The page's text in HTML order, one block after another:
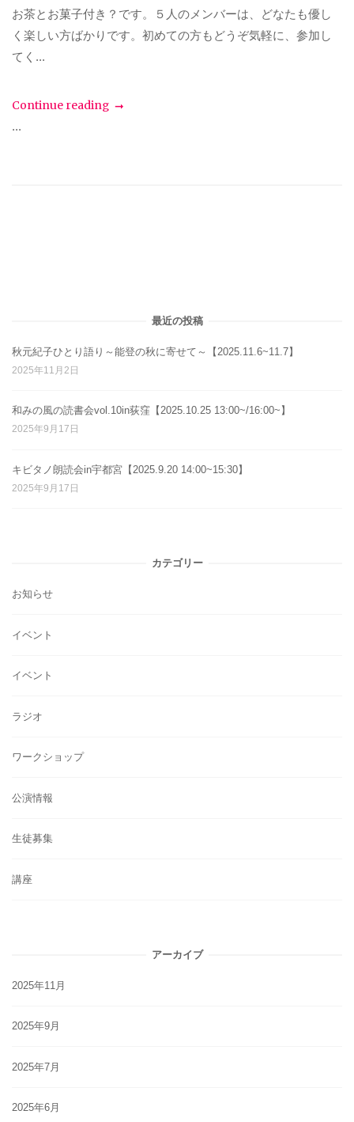
お茶とお菓子付き？です。５人のメンバーは、どなたも優し
く楽しい方ばかりです。初めての方もどうぞ気軽に、参加し
てく...
Continue reading
...
最近の投稿
秋元紀子ひとり語り～能登の秋に寄せて～【2025.11.6~11.7】
2025年11月2日
和みの風の読書会vol.10in荻窪【2025.10.25 13:00~/16:00~】
2025年9月17日
キビタノ朗読会in宇都宮【2025.9.20 14:00~15:30】
2025年9月17日
カテゴリー
お知らせ
イベント
イベント
ラジオ
ワークショップ
公演情報
生徒募集
講座
アーカイブ
2025年11月
2025年9月
2025年7月
2025年6月